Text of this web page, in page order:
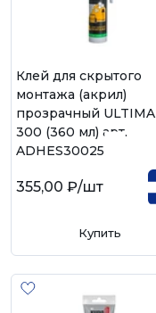
Клей для скрытого
монтажа (акрил)
прозрачный ULTIMA
300 (360 мл) арт.
ADHES30025
355,00 ₽/шт
Купить